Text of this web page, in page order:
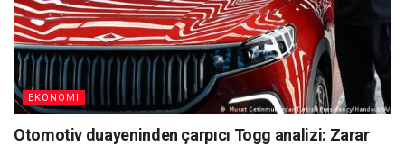
EKONOMI
Otomotiv duayeninden çarpıcı Togg analizi: Zarar